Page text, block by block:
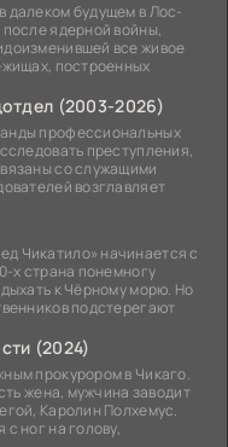
далеком будущем в Лос-
ядерной войны,
все живое
построенных
(2003-2026)
профессиональных
преступления,
со служащими
возглавляет
Чикатило» начинается с
х страна понемногу
к Чёрному морю. Но
подстерегают
(2024)
прокурором в Чикаго.
жена, мужчина заводит
Каролин Полхемус.
ног на голову,